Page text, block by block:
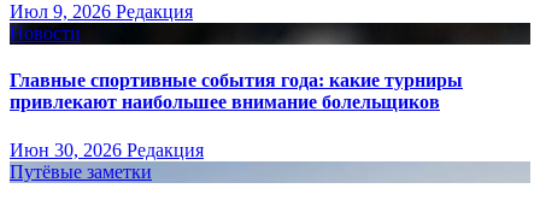
Июл 9, 2026 Редакция
Новости
Главные спортивные события года: какие турниры
привлекают наибольшее внимание болельщиков
Июн 30, 2026 Редакция
Путёвые заметки